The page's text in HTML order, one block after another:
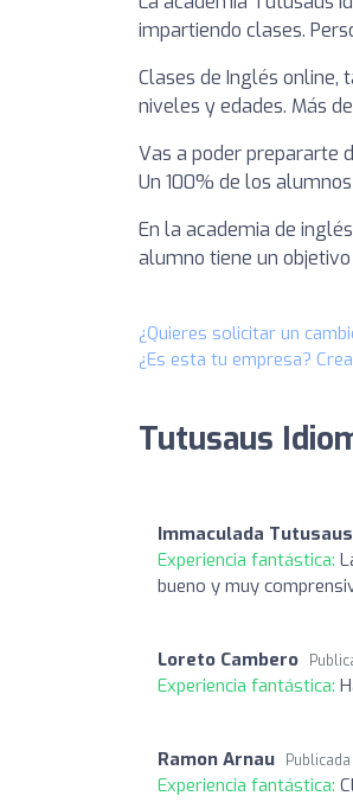
impartiendo clases.
Clases de Inglés online,
niveles y edades. Más
Vas a poder prepararte
Un 100% de los
En la academia de
alumno tiene un
¿Quieres solicitar un
¿Es esta tu empresa?
Tutusaus
Immaculada Tutusaus
Experiencia fantástica:
bueno y muy
Loreto Cambero
Experiencia fantástica:
Ramon Arnau
Experiencia fantástica: